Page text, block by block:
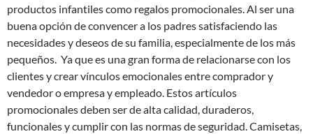
productos infantiles como regalos promocionales. Al ser una
buena opción de convencer a los padres satisfaciendo las
necesidades y deseos de su familia, especialmente de los más
pequeños. Ya que es una gran forma de relacionarse con los
clientes y crear vínculos emocionales entre comprador y
vendedor o empresa y empleado. Estos artículos
promocionales deben ser de alta calidad, duraderos,
funcionales y cumplir con las normas de seguridad. Camisetas,